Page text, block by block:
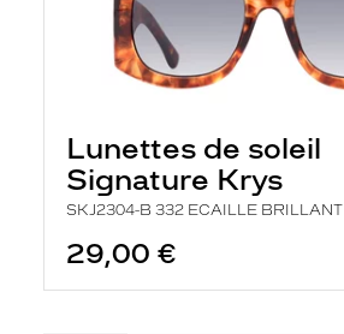
Lunettes de soleil
Signature Krys
SKJ2304-B 332 ECAILLE BRILLANT
29,00 €